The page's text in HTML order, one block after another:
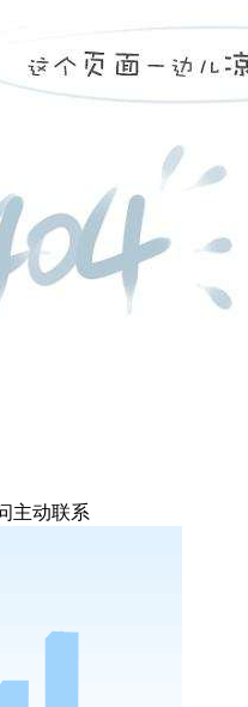
主动联系